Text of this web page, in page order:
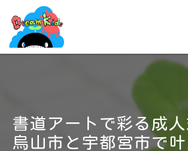
書道アートで彩る成
烏山市と宇都宮市で